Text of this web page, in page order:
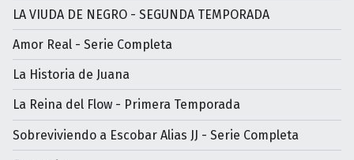
LA VIUDA DE NEGRO - SEGUNDA TEMPORADA
Amor Real - Serie Completa
La Historia de Juana
La Reina del Flow - Primera Temporada
Sobreviviendo a Escobar Alias JJ - Serie Completa